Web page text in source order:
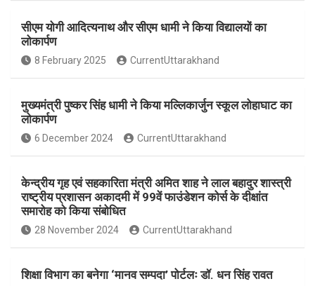
ce
b
o
o
k
s
A
p
p
ar
e
सीएम योगी आदित्यनाथ और सीएम धामी ने किया विद्यालयों का
लोकार्पण
8 February 2025 CurrentUttarakhand
मुख्यमंत्री पुष्कर सिंह धामी ने किया मल्लिकार्जुन स्कूल लोहाघाट का
लोकार्पण
6 December 2024 CurrentUttarakhand
केन्द्रीय गृह एवं सहकारिता मंत्री अमित शाह ने लाल बहादुर शास्त्री
राष्ट्रीय प्रशासन अकादमी में 99वें फाउंडेशन कोर्स के दीक्षांत
समारोह को किया संबोधित
28 November 2024 CurrentUttarakhand
शिक्षा विभाग का बनेगा ‘मानव सम्पदा’ पोर्टलः डॉ. धन सिंह रावत